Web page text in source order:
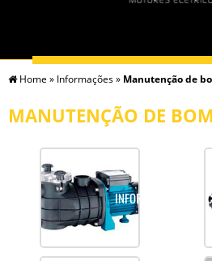
HOME EMPRESA
INFORMAÇÕES
Home » Informações» Manutenção de
MANUTENÇÃO DE